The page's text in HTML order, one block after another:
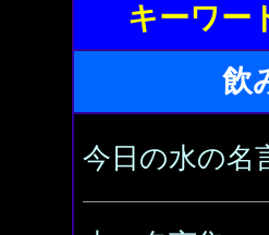
キーワー
飲
今日の水の名